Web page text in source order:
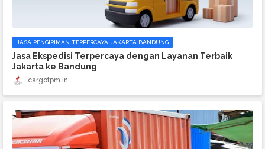
JASA PENGIRIMAN TERPERCAYA JAKARTA BANDUNG
Jasa Ekspedisi Terpercaya dengan Layanan Terbaik
Jakarta ke Bandung
cargotpm